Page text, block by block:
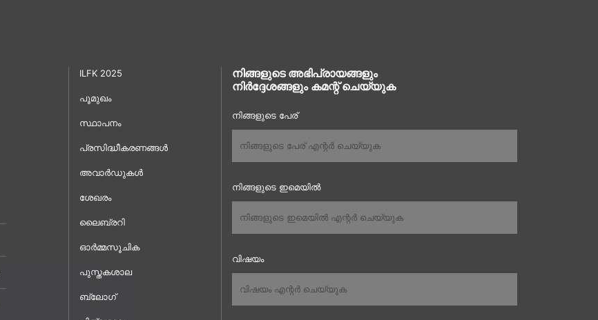
ILFK 2025
പൂമുഖം
സ്ഥാപനം
പ്രസിദ്ധീകരണങ്ങൾ
അവാർഡുകൾ
ശേഖരം
ലൈബ്രറി
ഓർമ്മസൂചിക
പുസ്തകശാല
ബ്ലോഗ്
നിങ്ങളുടെ അഭിപ്രായങ്ങളും
നിർദ്ദേശങ്ങളും കമന്റ് ചെയ്യുക
നിങ്ങളുടെ പേര്
നിങ്ങളുടെ ഇമെയിൽ
വിഷയം